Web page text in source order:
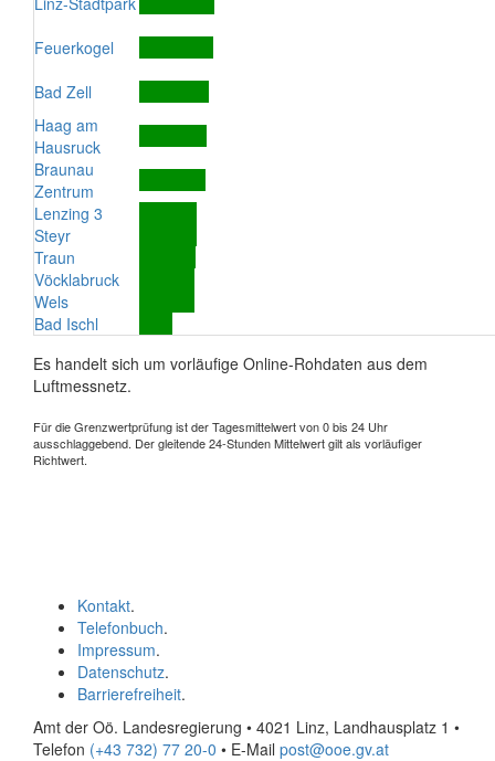
Feuerkogel
Bad Zell
Haag am
Hausruck
Braunau
Zentrum
Lenzing 3
Steyr
Traun
Vöcklabruck
Wels
Bad Ischl
Es handelt sich um vorläufige Online-Rohdaten aus dem
Luftmessnetz.
Für die Grenzwertprüfung ist der Tagesmittelwert von 0 bis 24 Uhr
ausschlaggebend. Der gleitende 24-Stunden Mittelwert gilt als vorläufiger
Richtwert.
Kontakt.
Telefonbuch.
Impressum.
Datenschutz.
Barrierefreiheit.
Amt der Oö. Landesregierung • 4021 Linz, Landhausplatz 1 •
Telefon (+43 732) 77 20-0 • E-Mail post@ooe.gv.at